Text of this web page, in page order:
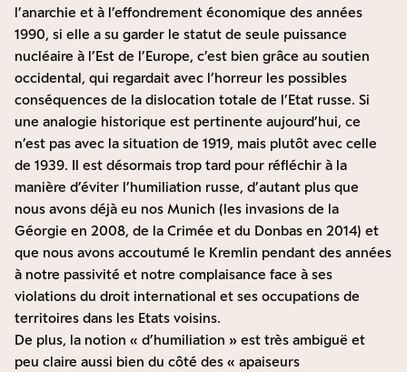
l’anarchie et à l’effondrement économique des années
1990, si elle a su garder le statut de seule puissance
nucléaire à l’Est de l’Europe, c’est bien grâce au soutien
occidental, qui regardait avec l’horreur les possibles
conséquences de la dislocation totale de l’Etat russe. Si
une analogie historique est pertinente aujourd’hui, ce
n’est pas avec la situation de 1919, mais plutôt avec celle
de 1939. Il est désormais trop tard pour réfléchir à la
manière d’éviter l’humiliation russe, d’autant plus que
nous avons déjà eu nos Munich (les invasions de la
Géorgie en 2008, de la Crimée et du Donbas en 2014) et
que nous avons accoutumé le Kremlin pendant des années
à notre passivité et notre complaisance face à ses
violations du droit international et ses occupations de
territoires dans les Etats voisins.
De plus, la notion « d’humiliation » est très ambiguë et
peu claire aussi bien du côté des « apaiseurs